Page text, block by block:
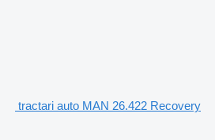
tractari auto MAN 26.422 Recovery